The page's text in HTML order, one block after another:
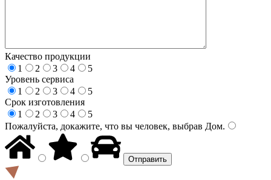
Качество продукции
1
2 3 4
5
Уровень сервиса
1
2 3 4
5
Срок изготовления
1
2 3 4
5
Пожалуйста, докажите, что вы человек, выбрав Дом.